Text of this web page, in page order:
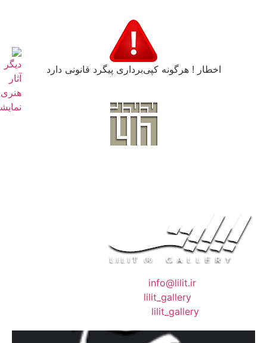
اخطار ! هرگونه کپی‌برداری پیگرد قانونی دارد
info@lilit.ir
lilit_gallery
lilit_gallery